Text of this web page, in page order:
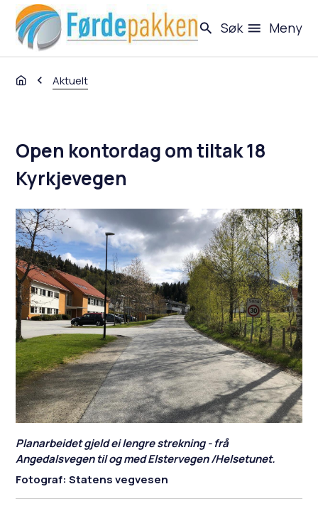
Førdepakken - eit utbyggingsprosjekt
Søk Meny
Du er her:Aktuelt
Open kontordag om tiltak 18
Kyrkjevegen
Planarbeidet gjeld ei lengre strekning - frå
Angedalsvegen til og med Elstervegen /Helsetunet.
Statens vegvesen